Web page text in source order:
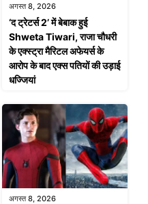
अगस्त 8, 2026
‘द ट्रेटर्स 2’ में बेबाक हुई
Shweta Tiwari, राजा चौधरी
के एक्स्ट्रा मैरिटल अफेयर्स के
आरोप के बाद एक्स पतियों की उड़ाई
धज्जियां
अगस्त 8, 2026